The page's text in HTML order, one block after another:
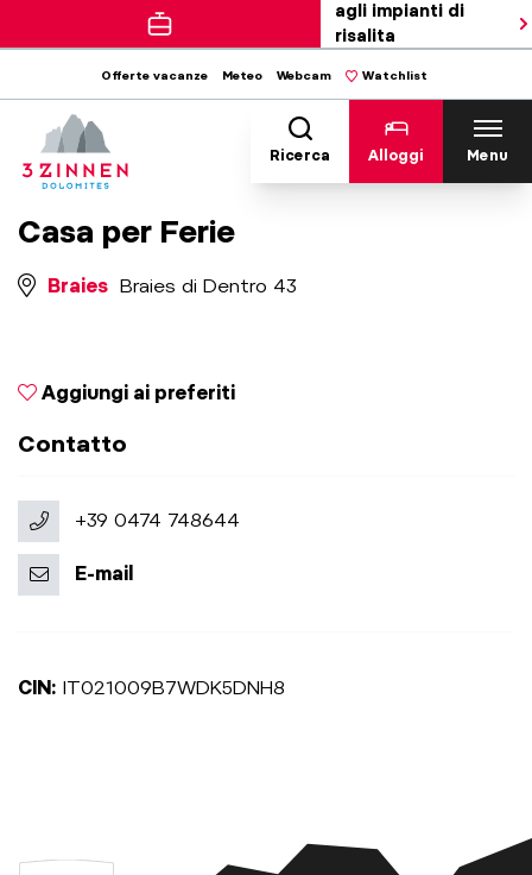
agli impianti di
risalita
Offerte vacanze Meteo Webcam Watchlist
Ricerca Alloggi Menu
Casa per Ferie
Braies Braies di Dentro 43
Aggiungi ai preferiti
Contatto
+39 0474 748644
E-mail
CIN: IT021009B7WDK5DNH8